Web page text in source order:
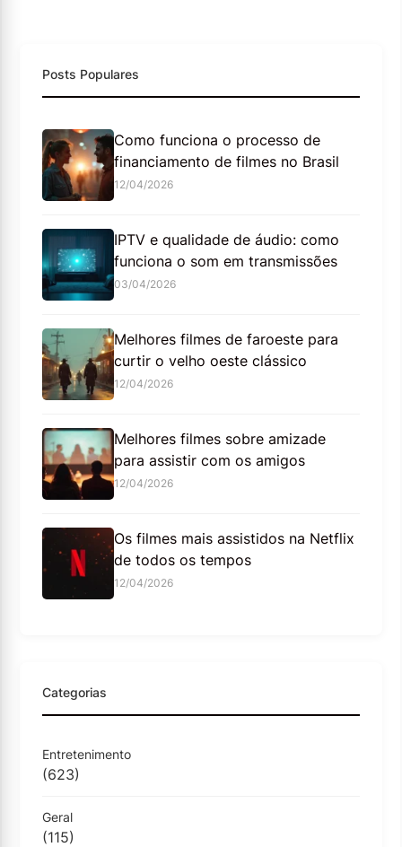
Posts Populares
Como funciona o processo de
financiamento de filmes no Brasil
12/04/2026
IPTV e qualidade de áudio: como
funciona o som em transmissões
03/04/2026
Melhores filmes de faroeste para
curtir o velho oeste clássico
12/04/2026
Melhores filmes sobre amizade
para assistir com os amigos
12/04/2026
Os filmes mais assistidos na Netflix
de todos os tempos
12/04/2026
Categorias
Entretenimento
(623)
Geral
(115)